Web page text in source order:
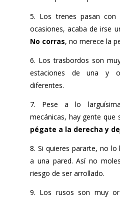
5. Los trenes pasan con
ocasiones, acaba de irse
No corras, no merece la
6. Los trasbordos son
estaciones de una y
diferentes.
7. Pese a lo
mecánicas, hay gente que
pégate a la derecha y
8. Si quieres pararte, no
a una pared. Así no
riesgo de ser arrollado.
9. Los rusos son muy